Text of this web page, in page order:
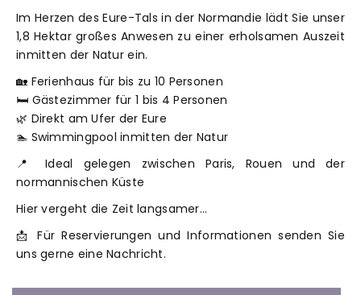
Im Herzen des Eure-Tals in der Normandie lädt Sie unser
1,8 Hektar großes Anwesen zu einer erholsamen Auszeit
inmitten der Natur ein.
🏡 Ferienhaus für bis zu 10 Personen
🛏 Gästezimmer für 1 bis 4 Personen
🌿 Direkt am Ufer der Eure
🏊 Swimmingpool inmitten der Natur
📍 Ideal gelegen zwischen Paris, Rouen und der
normannischen Küste
Hier vergeht die Zeit langsamer…
📩 Für Reservierungen und Informationen senden Sie
uns gerne eine Nachricht.